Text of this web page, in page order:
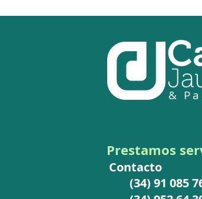
impulsar la
sistemas
justos: IVA e IS
&
Prestamos
Contacto
(34) 91 085